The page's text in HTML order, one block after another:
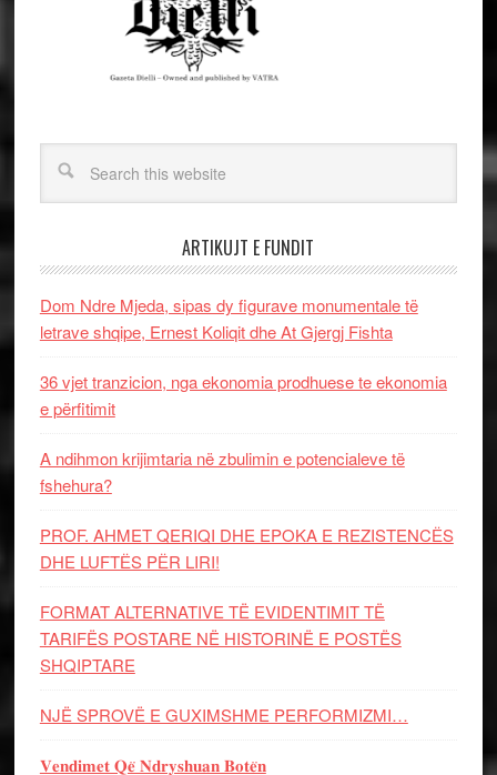
ARTIKUJT E FUNDIT
Dom Ndre Mjeda, sipas dy figurave monumentale të
letrave shqipe, Ernest Koliqit dhe At Gjergj Fishta
36 vjet tranzicion, nga ekonomia prodhuese te ekonomia
e përfitimit
A ndihmon krijimtaria në zbulimin e potencialeve të
fshehura?
PROF. AHMET QERIQI DHE EPOKA E REZISTENCЁS
DHE LUFTЁS PЁR LIRI!
FORMAT ALTERNATIVE TË EVIDENTIMIT TË
TARIFËS POSTARE NË HISTORINË E POSTËS
SHQIPTARE
NJË SPROVË E GUXIMSHME PERFORMIZMI…
𝐕𝐞𝐧𝐝𝐢𝐦𝐞𝐭 𝐐𝐞̈ 𝐍𝐝𝐫𝐲𝐬𝐡𝐮𝐚𝐧 𝐁𝐨𝐭𝐞̈𝐧